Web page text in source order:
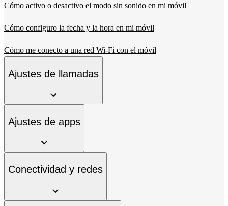
Cómo activo o desactivo el modo sin sonido en mi móvil
Cómo configuro la fecha y la hora en mi móvil
Cómo me conecto a una red Wi-Fi con el móvil
Ajustes de llamadas
Ajustes de apps
Conectividad y redes